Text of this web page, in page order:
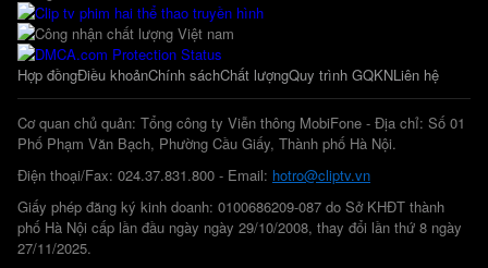
Hợp đồngĐiều khoảnChính sáchChất lượngQuy trình GQKNLiên hệ
Cơ quan chủ quản: Tổng công ty Viễn thông MobiFone - Địa chỉ: Số 01
Phố Phạm Văn Bạch, Phường Cầu Giấy, Thành phố Hà Nội.
Điện thoại/Fax: 024.37.831.800 - Email: hotro@cliptv.vn
Giấy phép đăng ký kinh doanh: 0100686209-087 do Sở KHĐT thành
phố Hà Nội cấp lần đầu ngày ngày 29/10/2008, thay đổi lần thứ 8 ngày
27/11/2025.